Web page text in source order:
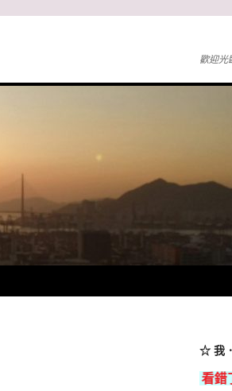
歡迎光
☆ 我
★我一生中走錯了不少路，看錯了不少人